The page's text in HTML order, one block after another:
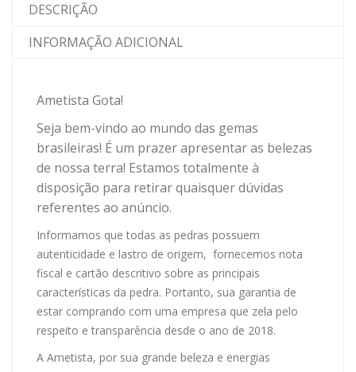
DESCRIÇÃO
INFORMAÇÃO ADICIONAL
Ametista Gota!
Seja bem-vindo ao mundo das gemas
brasileiras! É um prazer apresentar as belezas
de nossa terra! Estamos totalmente à
disposição para retirar quaisquer dúvidas
referentes ao anúncio.
Informamos que todas as pedras possuem
autenticidade e lastro de origem, fornecemos nota
fiscal e cartão descritivo sobre as principais
características da pedra. Portanto, sua garantia de
estar comprando com uma empresa que zela pelo
respeito e transparência desde o ano de 2018.
A Ametista, por sua grande beleza e energias